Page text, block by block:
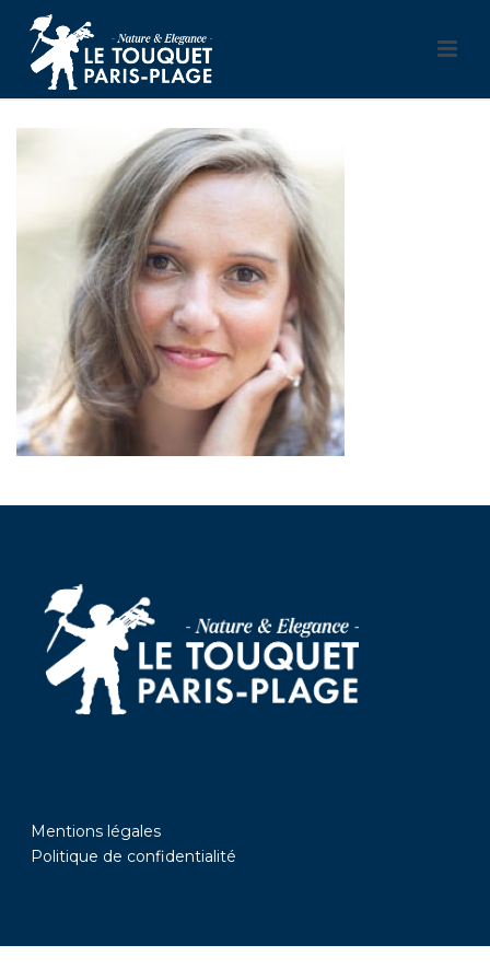
Mentions légales
Politique de confidentialité